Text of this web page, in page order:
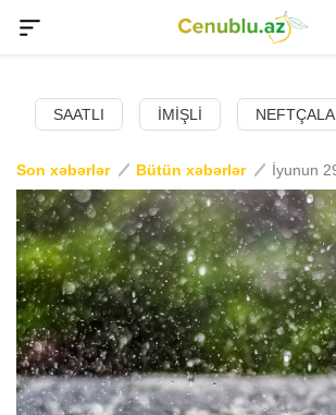
SAATLI İMIŞLI NEFTÇALA
Son xəbərlər Bütün xəbərlər